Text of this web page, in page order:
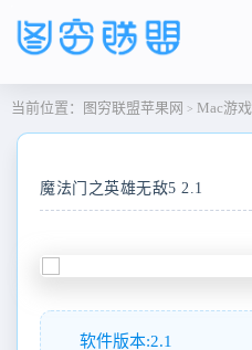
当前位置： 图穷联盟苹果网 > Mac游戏
魔法门之英雄无敌5 2.1
软件版本:2.1